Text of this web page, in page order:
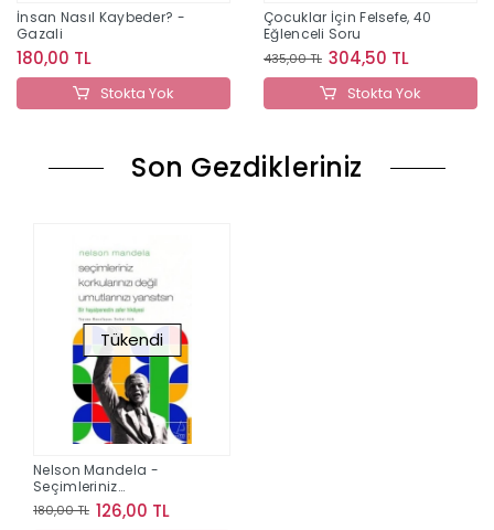
İnsan Nasıl Kaybeder? -
Gazali
180,00 TL
Stokta Yok
Çocuklar İçin Felsefe, 40
Eğlenceli Soru
435,00 TL 304,50 TL
Stokta Yok
Son Gezdikleriniz
Tükendi
Nelson Mandela -
Seçimleriniz
Korkularınızı Değil
Umutlarınızı Yansıtsın
180,00 TL 126,00 TL